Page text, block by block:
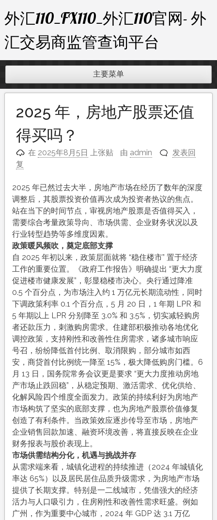
至
内
容
外汇110_FX110_外汇110官网- 外
汇交易商监管查询平台
主要菜单
2025 年，房地产股票还值
得买吗？
在 2025年8月5日 上张贴 由 admin
发表回
复
2025 年已然过去大半，房地产市场在经历了数年的深度
调整后，其股票投资价值再次成为投资者热议的焦点。
站在当下的时间节点，审视房地产股票是否值得买入，
需要综合考量政策导向、市场供需、企业财务状况以及
行业转型趋势等多维度因素。
政策暖风频吹，奠定底部支撑
自 2025 年初以来，政策层面就将 “稳住楼市” 置于经济
工作的重要位置。《政府工作报告》明确提出 “更大力度
促进楼市健康发展”，彰显稳楼市决心。央行通过降准
0.5 个百分点，为市场注入约 1 万亿元长期流动性，同时
下调政策利率 0.1 个百分点，5 月 20 日，1 年期 LPR 和
5 年期以上 LPR 分别降至 3.0% 和 3.5%，切实减轻购房
者还款压力，刺激购房需求。住建部积极推动各地优化
调控政策，支持刚性和改善性住房需求，诸多城市响应
号召，纷纷降低首付比例、取消限购，部分城市如西
安，商贷首付比例统一降至 15%，极大降低购房门槛。6
月 13 日，国务院常务会议更是要求 “更大力度推动房地
产市场止跌回稳”，从稳定预期、激活需求、优化供给、
化解风险四个维度全面发力。政策的持续利好为房地产
市场构筑了坚实的底部支撑，也为房地产股票价值修复
创造了有利条件。当政策效应逐步传导至市场，房地产
企业销售回款加速、融资环境改善，将直接反映在企业
财务报表与股价表现上。
市场供需结构分化，机遇与挑战并存
从需求端来看，城镇化进程的持续推进（2024 年城镇化
率达 65%）以及居民居住品质升级需求，为房地产市场
提供了长期支撑。特别是一二线城市，凭借强大的经济
活力与人口吸引力，住房刚性和改善性需求旺盛。例如
广州，作为重要中心城市，2024 年 GDP 达 3.1 万亿